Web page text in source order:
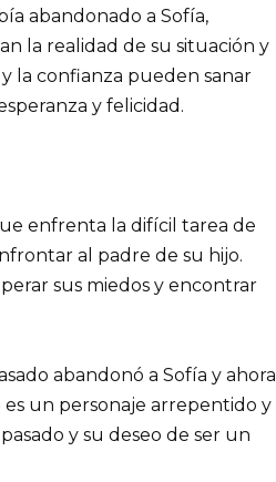
abandonado a Sofía,
la realidad de su situación y
la confianza pueden sanar
y felicidad.
enfrenta la difícil tarea de
al padre de su hijo.
sus miedos y encontrar
abandonó a Sofía y ahora
es un personaje arrepentido y
y su deseo de ser un